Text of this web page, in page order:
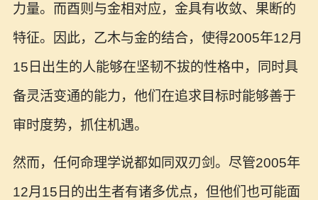
力量。而酉则与金相对应，金具有收敛、果断的
特征。因此，乙木与金的结合，使得2005年12月
15日出生的人能够在坚韧不拔的性格中，同时具
备灵活变通的能力，他们在追求目标时能够善于
审时度势，抓住机遇。
然而，任何命理学说都如同双刃剑。尽管2005年
12月15日的出生者有诸多优点，但他们也可能面